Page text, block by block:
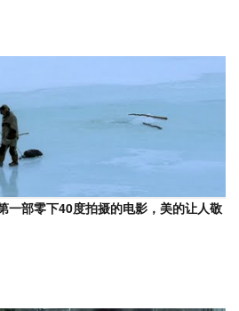
一部零下40度拍摄的电影，美的让人敬